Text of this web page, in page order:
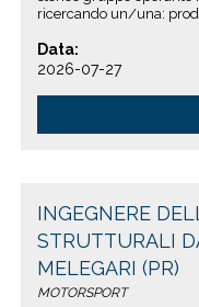
ricercando un/una:
Data:
2026-07-27
INGEGNERE
STRUTTURALI
MELEGARI (PR)
MOTORSPORT